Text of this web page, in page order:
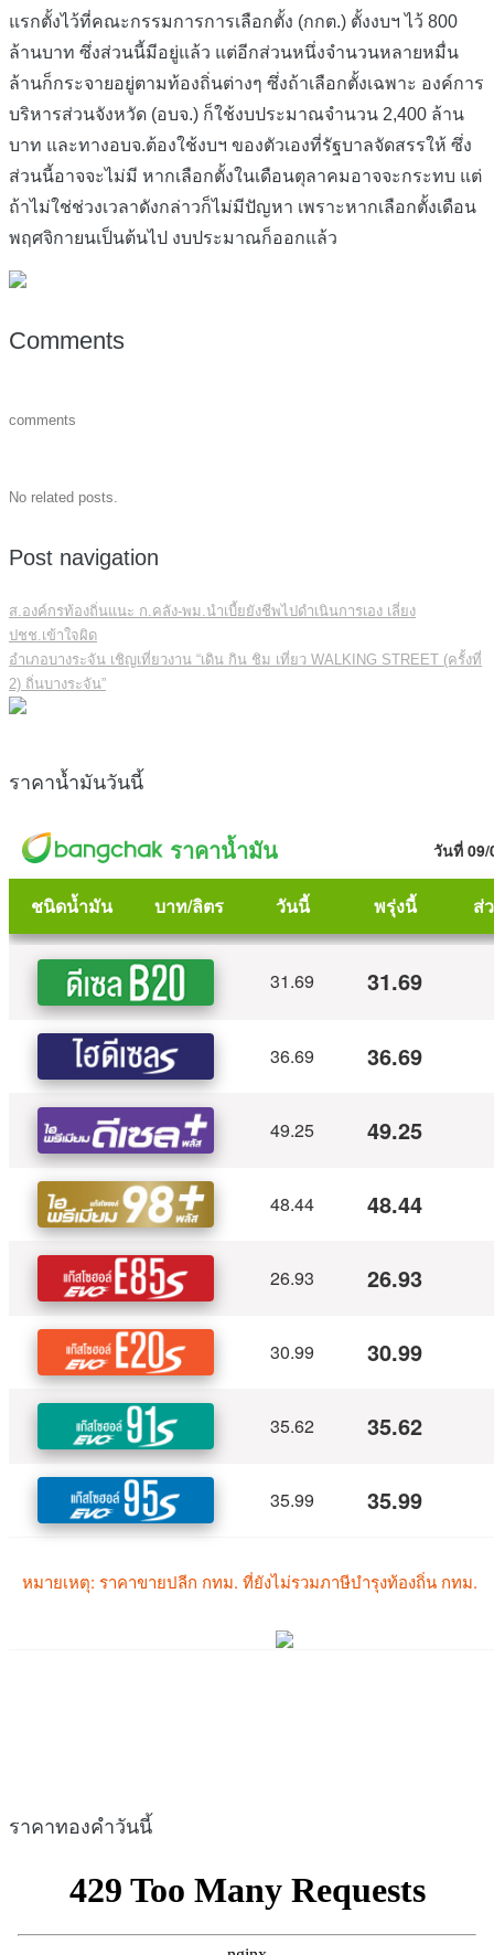
แรกตั้งไว้ที่คณะกรรมการการเลือกตั้ง (กกต.) ตั้งงบฯ ไว้ 800
ล้านบาท ซึ่งส่วนนี้มีอยู่แล้ว แต่อีกส่วนหนึ่งจำนวนหลายหมื่น
ล้านก็กระจายอยู่ตามท้องถิ่นต่างๆ ซึ่งถ้าเลือกตั้งเฉพาะ องค์การ
บริหารส่วนจังหวัด (อบจ.) ก็ใช้งบประมาณจำนวน 2,400 ล้าน
บาท และทางอบจ.ต้องใช้งบฯ ของตัวเองที่รัฐบาลจัดสรรให้ ซึ่ง
ส่วนนี้อาจจะไม่มี หากเลือกตั้งในเดือนตุลาคมอาจจะกระทบ แต่
ถ้าไม่ใช่ช่วงเวลาดังกล่าวก็ไม่มีปัญหา เพราะหากเลือกตั้งเดือน
พฤศจิกายนเป็นต้นไป งบประมาณก็ออกแล้ว
Comments
comments
No related posts.
Post navigation
ส.องค์กรท้องถิ่นแนะ ก.คลัง-พม.นำเบี้ยยังชีพไปดำเนินการเอง เลี่ยง
ปชช.เข้าใจผิด
อำเภอบางระจัน เชิญเที่ยวงาน “เดิน กิน ชิม เที่ยว WALKING STREET (ครั้งที่
2) ถิ่นบางระจัน”
ราคาน้ำมันวันนี้
ราคาทองคำวันนี้